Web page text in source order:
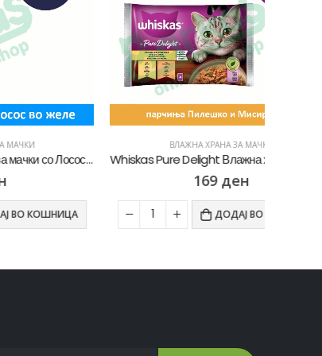
Felix Agail Влажна храна за мачки со Лосос во желе [Кесичка 85гр]
ВЛАЖНА ХРАНА ЗА МАЧКИ
Whiskas Pure Delight Влажна храна за Возрасни мачки со Парчиња Пилешко и Мисирка во желе [Кесичка 4×85гр]
ДОДАЈ ВО КОШНИЦА